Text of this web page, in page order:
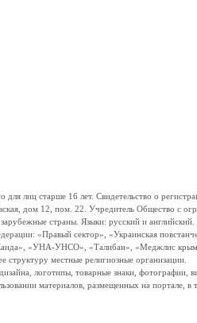
лиц старше 16 лет. Свидетельство о
дом 12, пом. 22. Учредитель Общество с
страны. Языки: русский и
«Правый сектор», «Украинская
«УНА-УНСО», «Талибан», «Меджлис
структуру местные религиозные организации.
логотипы, товарные знаки,
материалов, размещенных на портале,